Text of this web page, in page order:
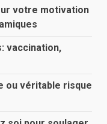
votre motivation
vaccination,
ou véritable risque